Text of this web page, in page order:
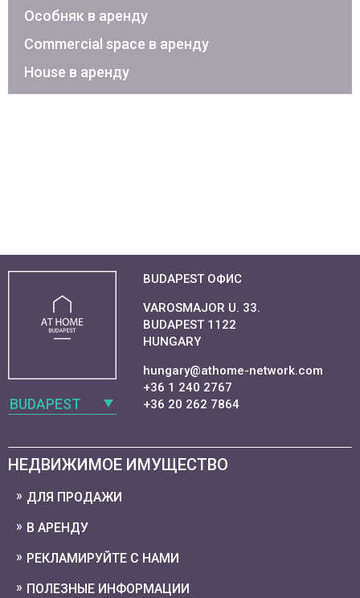
Особняк в аренду
Commercial space в аренду
House в аренду
BUDAPEST
BUDAPEST ОФИС
VAROSMAJOR U. 33.
BUDAPEST 1122
HUNGARY
hungary@athome-network.com
+36 1 240 2767
+36 20 262 7864
НЕДВИЖИМОЕ ИМУЩЕСТВО
ДЛЯ ПРОДАЖИ
В АРЕНДУ
РЕКЛАМИРУЙТЕ С НАМИ
ПОЛЕЗНЫЕ ИНФОРМАЦИИ